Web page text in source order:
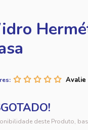
deste Produto,